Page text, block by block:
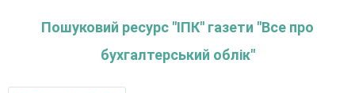
Пошуковий ресурс "ІПК" газети "Все про
бухгалтерський облік"